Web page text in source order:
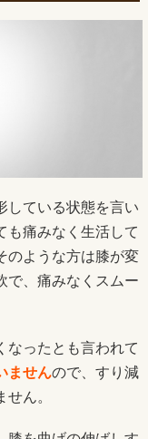
している状態を言い
も痛みなく生活して
のような方は膝が変
で、痛みなくスムー
なったとも言われて
ませんので、すり減
ん。